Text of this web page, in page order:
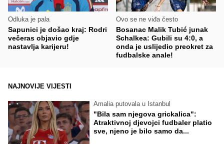
Odluka je pala
Sapunici je došao kraj: Rodri
večeras objavio gdje
nastavlja karijeru!
Ovo se ne viđa često
Bosanac Malik Tubić junak
Schalkea: Gubili su 4:0, a
onda je uslijedio preokret za
fudbalske anale!
NAJNOVIJE VIJESTI
Amalia putovala u Istanbul
"Bila sam njegova grickalica":
Atraktivnoj djevojci fudbaler platio
sve, njeno je bilo samo da...